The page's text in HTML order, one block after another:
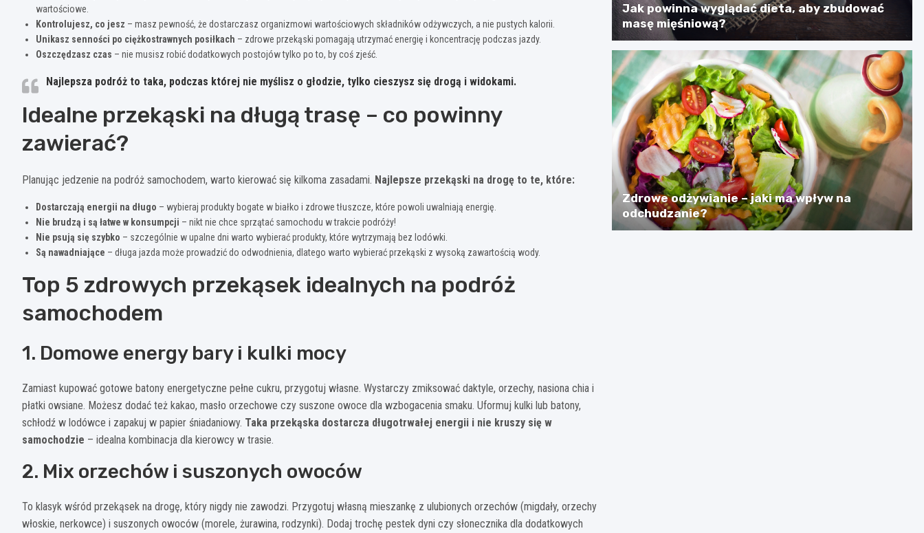
wartościowe.
Kontrolujesz, co jesz – masz pewność, że dostarczasz organizmowi wartościowych składników odżywczych, a nie pustych kalorii.
Unikasz senności po ciężkostrawnych posiłkach – zdrowe przekąski pomagają utrzymać energię i koncentrację podczas jazdy.
Oszczędzasz czas – nie musisz robić dodatkowych postojów tylko po to, by coś zjeść.
Najlepsza podróż to taka, podczas której nie myślisz o głodzie, tylko cieszysz się drogą i widokami.
Idealne przekąski na długą trasę – co powinny
zawierać?
Planując jedzenie na podróż samochodem, warto kierować się kilkoma zasadami. Najlepsze przekąski na drogę to te, które:
Dostarczają energii na długo – wybieraj produkty bogate w białko i zdrowe tłuszcze, które powoli uwalniają energię.
Nie brudzą i są łatwe w konsumpcji – nikt nie chce sprzątać samochodu w trakcie podróży!
Nie psują się szybko – szczególnie w upalne dni warto wybierać produkty, które wytrzymają bez lodówki.
Są nawadniające – długa jazda może prowadzić do odwodnienia, dlatego warto wybierać przekąski z wysoką zawartością wody.
Top 5 zdrowych przekąsek idealnych na podróż
samochodem
1. Domowe energy bary i kulki mocy
Zamiast kupować gotowe batony energetyczne pełne cukru, przygotuj własne. Wystarczy zmiksować daktyle, orzechy, nasiona chia i
płatki owsiane. Możesz dodać też kakao, masło orzechowe czy suszone owoce dla wzbogacenia smaku. Uformuj kulki lub batony,
schłodź w lodówce i zapakuj w papier śniadaniowy. Taka przekąska dostarcza długotrwałej energii i nie kruszy się w
samochodzie – idealna kombinacja dla kierowcy w trasie.
2. Mix orzechów i suszonych owoców
To klasyk wśród przekąsek na drogę, który nigdy nie zawodzi. Przygotuj własną mieszankę z ulubionych orzechów (migdały, orzechy
włoskie, nerkowce) i suszonych owoców (morele, żurawina, rodzynki). Dodaj trochę pestek dyni czy słonecznika dla dodatkowych
Jak powinna wyglądać dieta, aby zbudować
masę mięśniową?
Zdrowe odżywianie – jaki ma wpływ na
odchudzanie?